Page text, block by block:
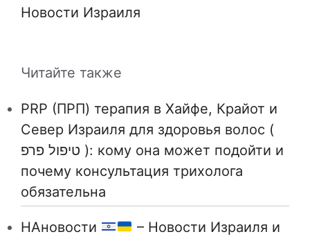
Новости Израиля
Читайте также
PRP (ПРП) терапия в Хайфе, Крайот и
Север Израиля для здоровья волос (
טיפול פרפ ): кому она может подойти и
почему консультация трихолога
обязательна
НАновости
– Новости Израиля и